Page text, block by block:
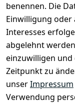
benennen. Die
Einwilligung
Interesses
abgelehnt
einzuwilligen und
Zeitpunkt zu
unserImpressum
Verwendung
Widerrufsbe
lehrung
Muster-
Widerrufsfo
rmular
Barrierefreihe
itserklärung